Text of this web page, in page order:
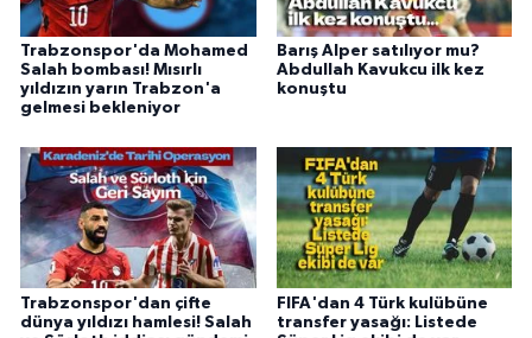
Trabzonspor'da Mohamed
Salah bombası! Mısırlı
yıldızın yarın Trabzon'a
gelmesi bekleniyor
Barış Alper satılıyor mu?
Abdullah Kavukcu ilk kez
konuştu
Trabzonspor'dan çifte
dünya yıldızı hamlesi! Salah
FIFA'dan 4 Türk kulübüne
transfer yasağı: Listede